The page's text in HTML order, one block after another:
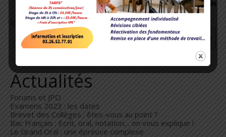
Rechercher
Rechercher
Actualités
Forums et JPO
Examens 2023 : les dates
Brevet des Collèges : êtes-vous au point ?
Bac Français : Ecrit, oral, notation… on vous explique !
Le Grand Oral : une épreuve complexe